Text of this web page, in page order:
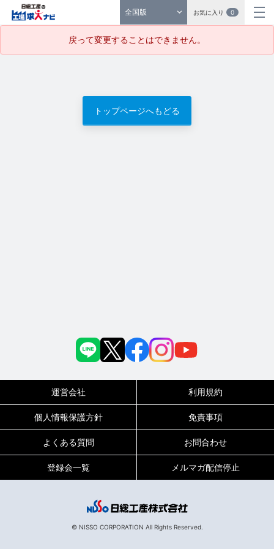
全国版 お気に入り 0
戻って変更することはできません。
トップページへもどる
運営会社 利用規約
個人情報保護方針 免責事項
よくある質問 お問合わせ
登録会一覧 メルマガ配信停止
© NISSO CORPORATION All Rights Reserved.